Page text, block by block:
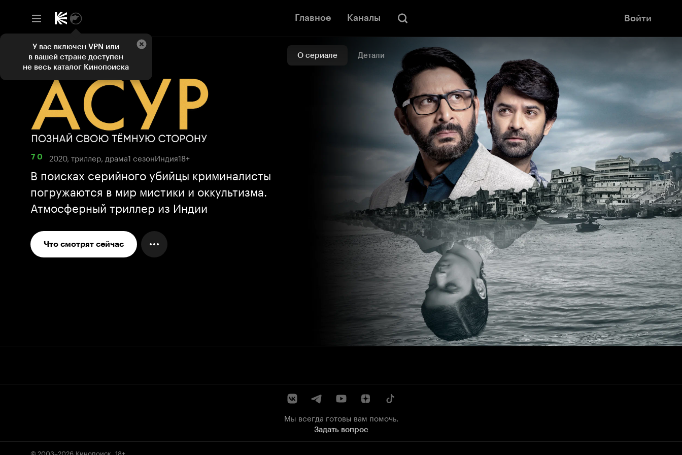
Главное Каналы Войти
О сериале Детали
7 0 2020, триллер, драма1 сезонИндия18+
В поисках серийного убийцы криминалисты
погружаются в мир мистики и оккультизма.
Атмосферный триллер из Индии
Что смотрят сейчас
Мы всегда готовы вам помочь.
Задать вопрос
© 2003–2026 Кинопоиск 18+
У вас включен VPN или
в вашей стране доступен
не весь каталог Кинопоиска